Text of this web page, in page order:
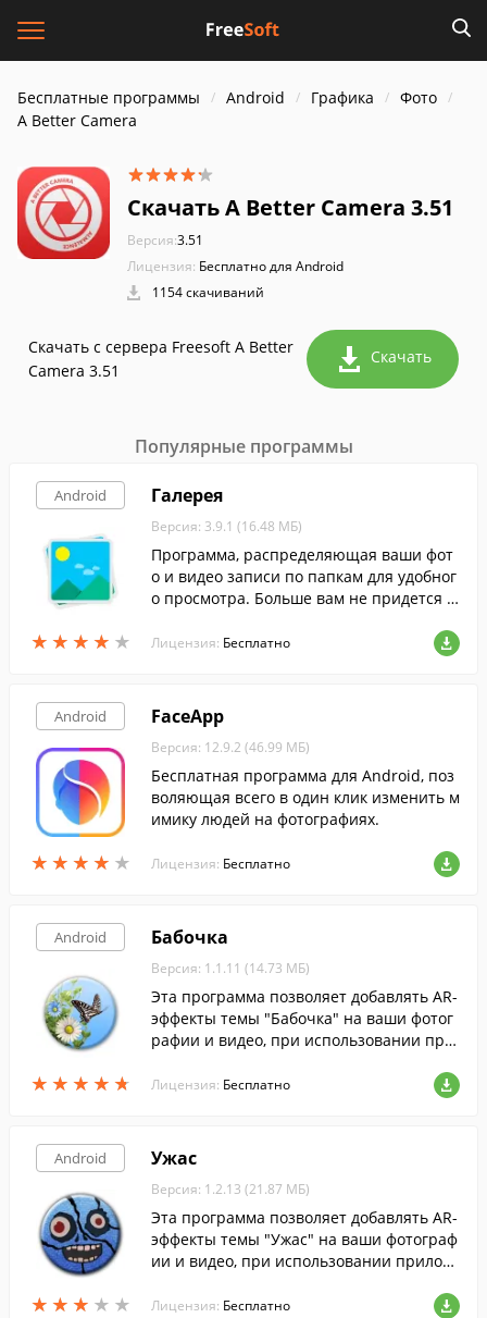
Бесплатные программы Android Графика
Фото
A Better Camera
Скачать A Better Camera 3.51
Версия:3.51
Лицензия: Бесплатно для Android
1154 скачиваний
Скачать с сервера Freesoft A Better
Camera 3.51
Скачать
Популярные программы
Android
★ ★ ★ ★ ★
★ ★ ★ ★ ★
Галерея
Версия: 3.9.1 (16.48 МБ)
Программа, распределяющая ваши фот
о и видео записи по папкам для удобног
о просмотра. Больше вам не придется п
графий, чтобы найти нужную.
Лицензия: Бесплатно
Android
★ ★ ★ ★ ★
★ ★ ★ ★ ★
FaceApp
Версия: 12.9.2 (46.99 МБ)
Бесплатная программа для Android, поз
воляющая всего в один клик изменить м
имику людей на фотографиях.
Лицензия: Бесплатно
Android
★ ★ ★ ★ ★
★ ★ ★ ★ ★
Бабочка
Версия: 1.1.11 (14.73 МБ)
Эта программа позволяет добавлять AR-
эффекты темы "Бабочка" на ваши фотог
рафии и видео, при использовании при
eria.
Лицензия: Бесплатно
Android
★ ★ ★ ★ ★
★ ★ ★ ★ ★
Ужас
Версия: 1.2.13 (21.87 МБ)
Эта программа позволяет добавлять AR-
эффекты темы "Ужас" на ваши фотограф
ии и видео, при использовании прилож
Лицензия: Бесплатно